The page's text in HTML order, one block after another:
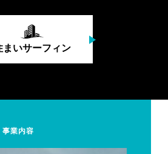
まいサーフィン
事業内容